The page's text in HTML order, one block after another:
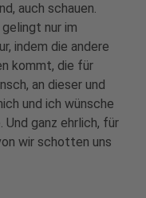
auch schauen.
nur im
indem die andere
kommt, die für
an dieser und
und ich wünsche
Und ganz ehrlich, für
wir schotten uns